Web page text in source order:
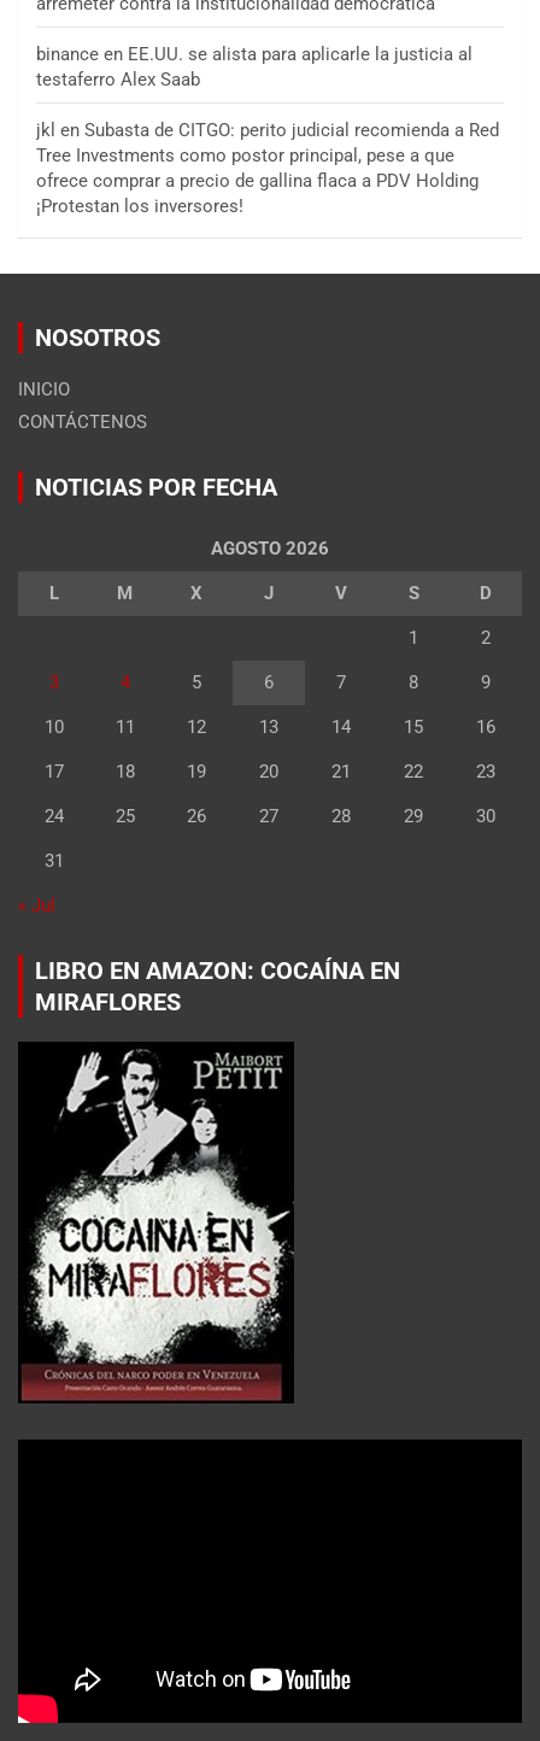
binance en EE.UU. se alista para aplicarle la justicia al
testaferro Alex Saab
jkl en Subasta de CITGO: perito judicial recomienda a Red
Tree Investments como postor principal, pese a que
ofrece comprar a precio de gallina flaca a PDV Holding
¡Protestan los inversores!
NOSOTROS
INICIO
CONTÁCTENOS
NOTICIAS POR FECHA
AGOSTO 2026
L M X J V S D
1 2
3 4 5 6 7 8 9
10 11 12 13 14 15 16
17 18 19 20 21 22 23
24 25 26 27 28 29 30
31
« Jul
LIBRO EN AMAZON: COCAÍNA EN
MIRAFLORES